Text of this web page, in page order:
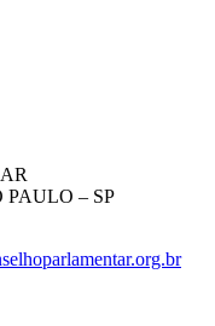
PAULO – SP